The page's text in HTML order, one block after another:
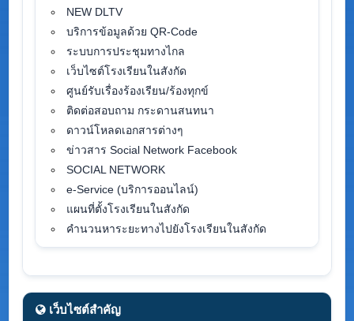
NEW DLTV
บริการข้อมูลด้วย QR-Code
ระบบการประชุมทางไกล
เว็บไซต์โรงเรียนในสังกัด
ศูนย์รับเรื่องร้องเรียน/ร้องทุกข์
ติดต่อสอบถาม กระดานสนทนา
ดาวน์โหลดเอกสารต่างๆ
ข่าวสาร Social Network Facebook
SOCIAL NETWORK
e-Service (บริการออนไลน์)
แผนที่ตั้งโรงเรียนในสังกัด
คำนวนหาระยะทางไปยังโรงเรียนในสังกัด
เว็บไซต์สำคัญ